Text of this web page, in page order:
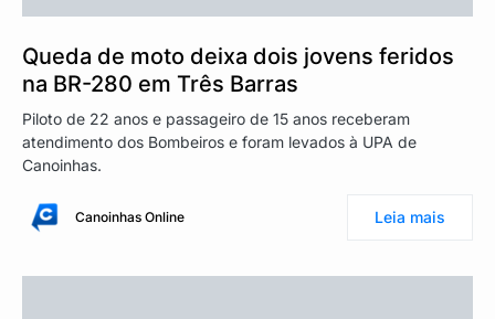
Queda de moto deixa dois jovens feridos
na BR-280 em Três Barras
Piloto de 22 anos e passageiro de 15 anos receberam
atendimento dos Bombeiros e foram levados à UPA de
Canoinhas.
Canoinhas Online Leia mais